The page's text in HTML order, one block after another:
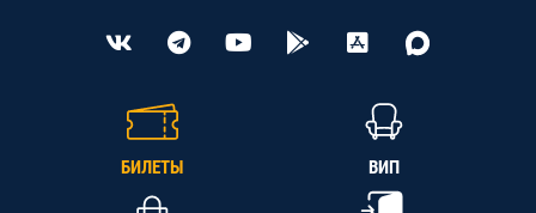
БИЛЕТЫ ВИП